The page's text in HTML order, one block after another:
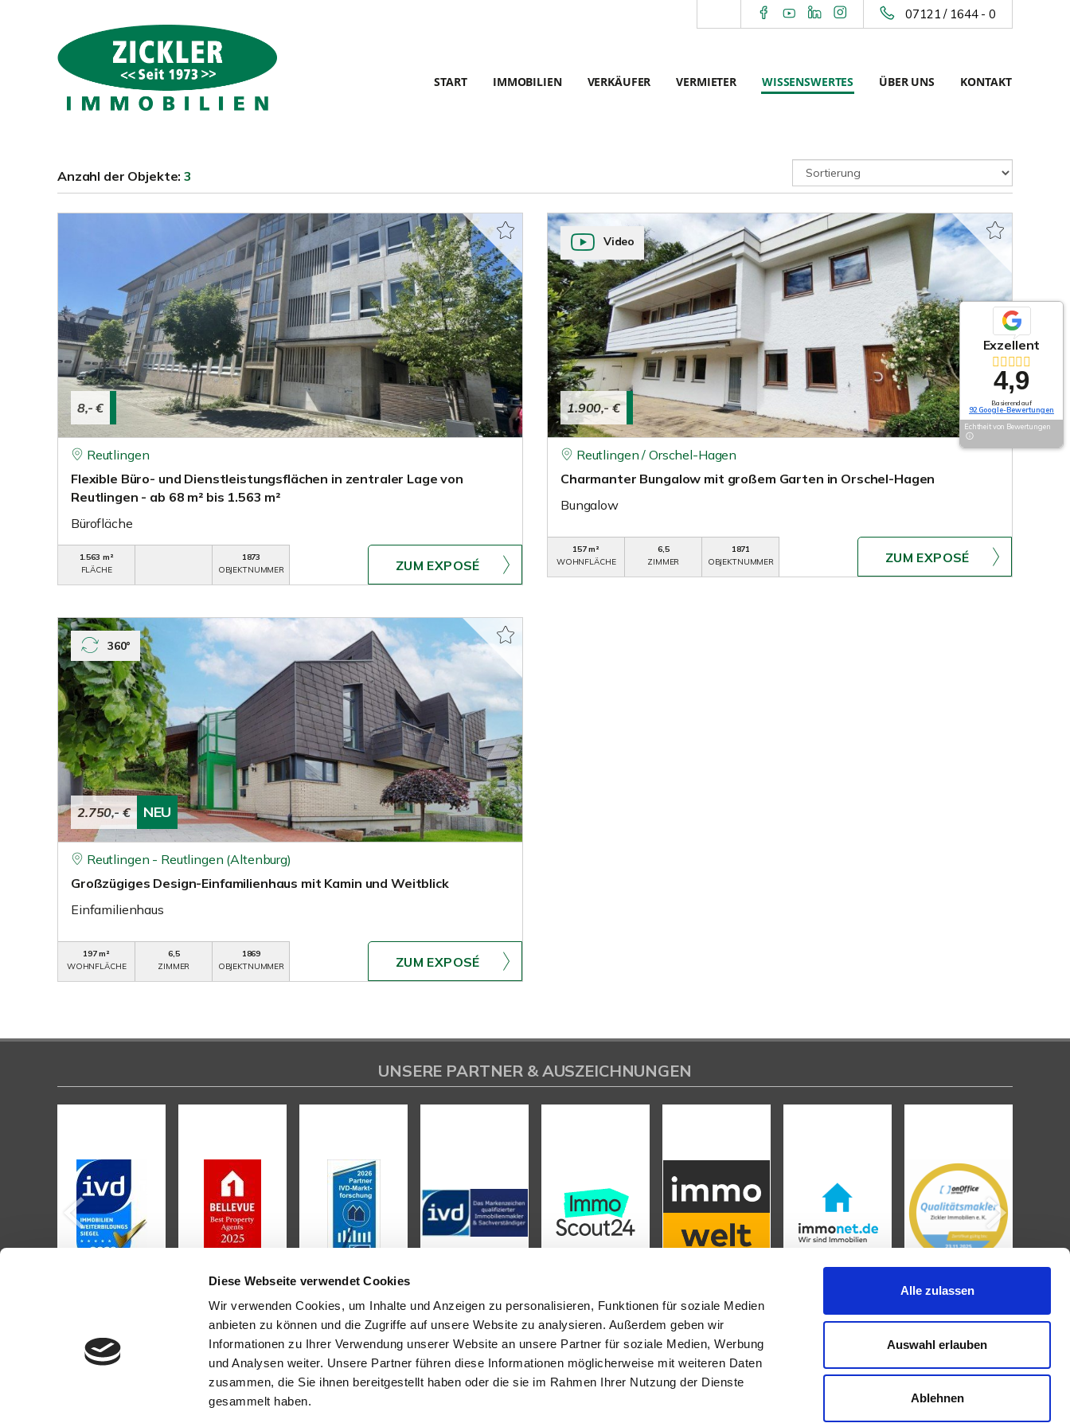
Diese Webseite verwendet Cookies
Wir verwenden Cookies, um Inhalte und Anzeigen zu personalisieren, Funktionen für soziale Medien
anbieten zu können und die Zugriffe auf unsere Website zu analysieren. Außerdem geben wir
Informationen zu Ihrer Verwendung unserer Website an unsere Partner für soziale Medien, Werbung
und Analysen weiter. Unsere Partner führen diese Informationen möglicherweise mit weiteren Daten
zusammen, die Sie ihnen bereitgestellt haben oder die sie im Rahmen Ihrer Nutzung der Dienste
gesammelt haben.
Alle zulassen
Auswahl erlauben
Ablehnen
07121 / 1644 - 0
START IMMOBILIEN VERKÄUFER VERMIETER WISSENSWERTES ÜBER UNS KONTAKT
Anzahl der Objekte:3
8,- €
Reutlingen
Flexible Büro- und Dienstleistungsflächen in zentraler Lage von
Reutlingen - ab 68 m² bis 1.563 m²
Bürofläche
1.563 m²
FLÄCHE
1873
OBJEKTNUMMER
ZUM EXPOSÉ
1.900,- €
Video
Reutlingen / Orschel-Hagen
Charmanter Bungalow mit großem Garten in Orschel-Hagen
Bungalow
157 m²
WOHNFLÄCHE
6,5
ZIMMER
1871
OBJEKTNUMMER
ZUM EXPOSÉ
2.750,- € NEU
360°
Reutlingen - Reutlingen (Altenburg)
Großzügiges Design-Einfamilienhaus mit Kamin und Weitblick
Einfamilienhaus
197 m²
WOHNFLÄCHE
6,5
ZIMMER
1869
OBJEKTNUMMER
ZUM EXPOSÉ
Exzellent
4,9
Basierend auf
92 Google-Bewertungen
Echtheit von Bewertungen
UNSERE PARTNER & AUSZEICHNUNGEN
KONTAKT PROFIL
Als kompetenter
INHALT
Eigentumswohnungen
Häuser zum Kauf